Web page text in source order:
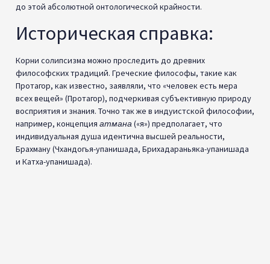
до этой абсолютной онтологической крайности.
Историческая справка:
Корни солипсизма можно проследить до древних
философских традиций. Греческие философы, такие как
Протагор, как известно, заявляли, что «человек есть мера
всех вещей» (Протагор), подчеркивая субъективную природу
восприятия и знания. Точно так же в индуистской философии,
например, концепция атмана(«я») предполагает, что
индивидуальная душа идентична высшей реальности,
Брахману (Чхандогья-упанишада, Брихадараньяка-упанишада
и Катха-упанишада).